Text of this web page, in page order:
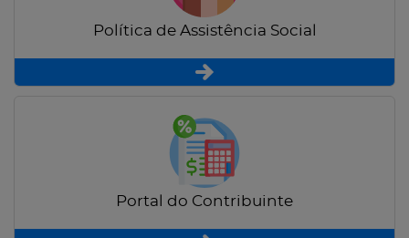
Política de Assistência Social
Portal do Contribuinte